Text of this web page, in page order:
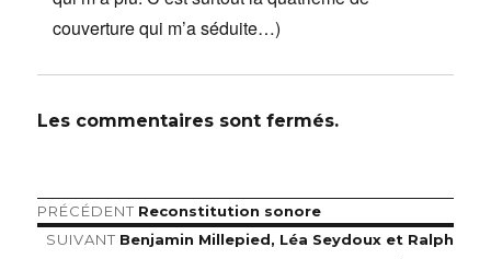
couverture qui m’a séduite…)
Les commentaires sont fermés.
Navigation
PRÉCÉDENT Article
précédent :
Reconstitution sonore
SUIVANT Article
Benjamin Millepied, Léa Seydoux et Ralph